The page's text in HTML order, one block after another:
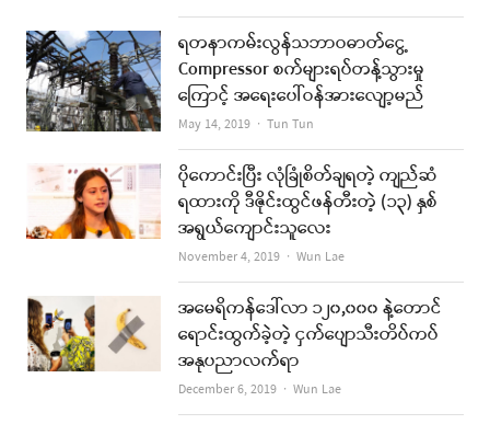
ရတနာကမ်းလွန်သဘာဝဓာတ်ငွေ့
Compressor စက်များရပ်တန့်သွားမှု
ကြောင့် အရေးပေါ်ဝန်အားလျော့မည်
May 14, 2019 Author
Tun Tun
ပိုကောင်းပြီး လုံခြုံစိတ်ချရတဲ့ ကျည်ဆံ
ရထားကို ဒီဇိုင်းထွင်ဖန်တီးတဲ့ (၁၃) နှစ်
အရွယ်ကျောင်းသူလေး
November 4, 2019 Author
Wun Lae
အမေရိကန်ဒေါ်လာ ၁၂၀,၀၀၀ နဲ့တောင်
ရောင်းထွက်ခဲ့တဲ့ ငှက်ပျောသီးတိပ်ကပ်
အနုပညာလက်ရာ
December 6, 2019 Author
Wun Lae